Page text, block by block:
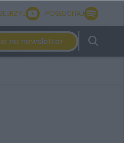
POSŁUCHAJ
na newsletter